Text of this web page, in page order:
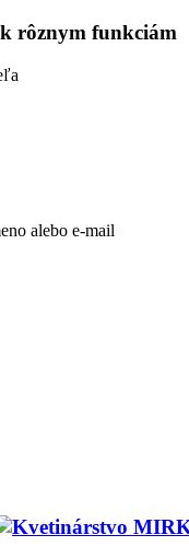
rôznym funkciám
alebo e-mail